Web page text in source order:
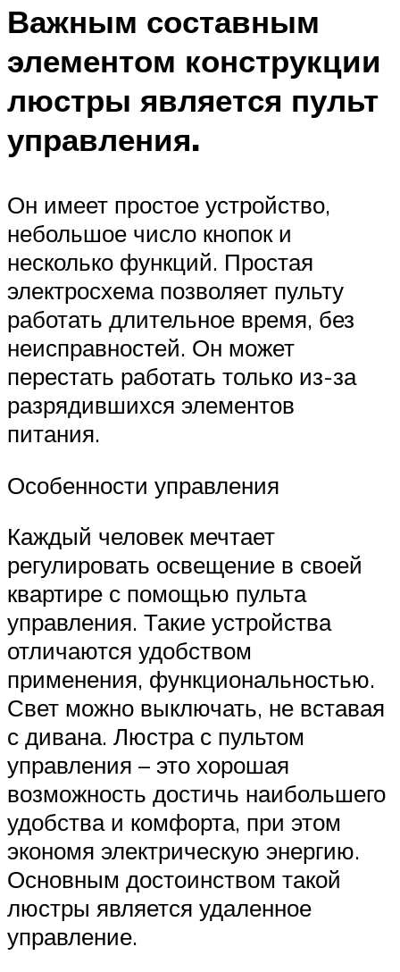
Важным составным
элементом конструкции
люстры является пульт
управления.
Он имеет простое устройство,
небольшое число кнопок и
несколько функций. Простая
электросхема позволяет пульту
работать длительное время, без
неисправностей. Он может
перестать работать только из-за
разрядившихся элементов
питания.
Особенности управления
Каждый человек мечтает
регулировать освещение в своей
квартире с помощью пульта
управления. Такие устройства
отличаются удобством
применения, функциональностью.
Свет можно выключать, не вставая
с дивана. Люстра с пультом
управления – это хорошая
возможность достичь наибольшего
удобства и комфорта, при этом
экономя электрическую энергию.
Основным достоинством такой
люстры является удаленное
управление.